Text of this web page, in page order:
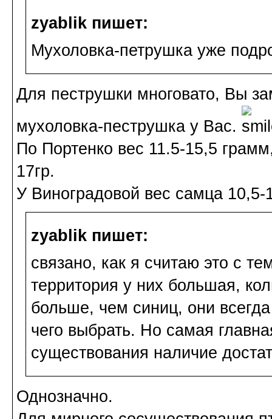
zyablik пишет:
Мухоловка-петрушка уже
Для пеструшки многовато, Вы
мухоловка-пеструшка у Вас.
По Портенко вес 11.5-15,5
17гр.
У Виноградовой вес самца 10,5-
zyablik пишет:
связано, как я считаю это с
территория у них большая,
больше, чем синиц, они
чего выбрать. Но самая
существования наличие
Однозначно.